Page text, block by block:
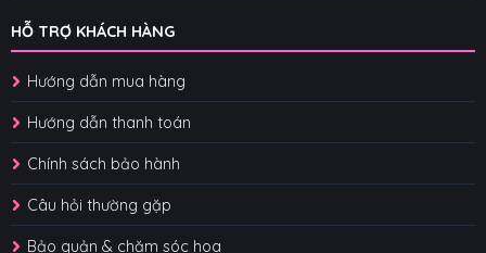
HỖ TRỢ KHÁCH HÀNG
Hướng dẫn mua hàng
Hướng dẫn thanh toán
Chính sách bảo hành
Câu hỏi thường gặp
Bảo quản & chăm sóc hoa